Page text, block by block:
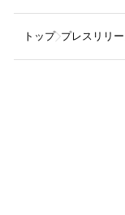
トップ プレスリリ